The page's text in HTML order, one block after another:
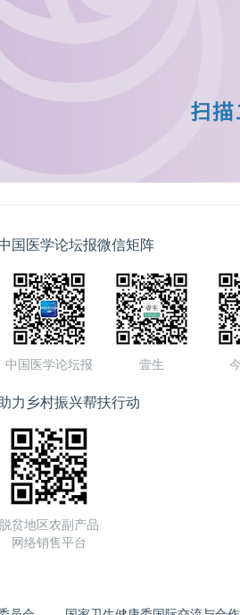
国医学论坛报微信矩阵
中国医学论坛报 壹生
助力乡村振兴帮扶行动
脱贫地区农副产品
网络销售平台